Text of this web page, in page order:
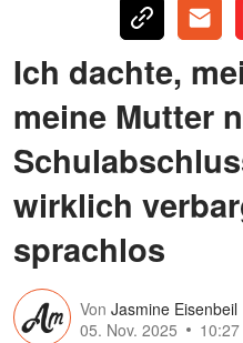
Ich dachte,
meine Mutter
wirklich
sprachlos
Von Jasmine Eisenbeil
05. Nov. 2025
10:27